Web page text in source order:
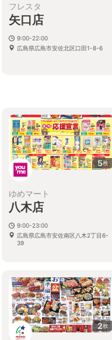
フレスタ
矢口店
9:00-22:00
広島県広島市安佐北区口田1-8-6
5枚
ゆめマート
八木店
9:00-23:00
広島県広島市安佐南区八木2丁目6-
39
2枚